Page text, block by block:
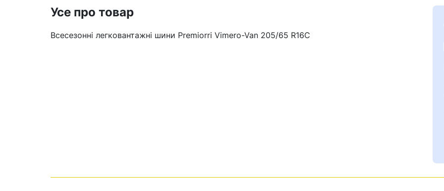
Усе про товар
Всесезонні легковантажні шини Premiorri Vimero-Van 205/65 R16C